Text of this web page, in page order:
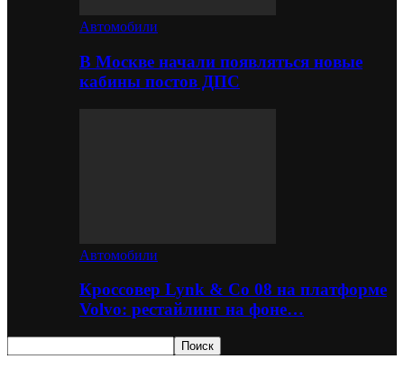
Автомобили
В Москве начали появляться новые
кабины постов ДПС
Автомобили
Кроссовер Lynk & Co 08 на платформе
Volvo: рестайлинг на фоне…